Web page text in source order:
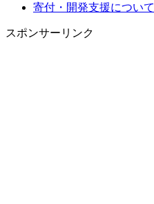
寄付・開発支援について
スポンサーリンク